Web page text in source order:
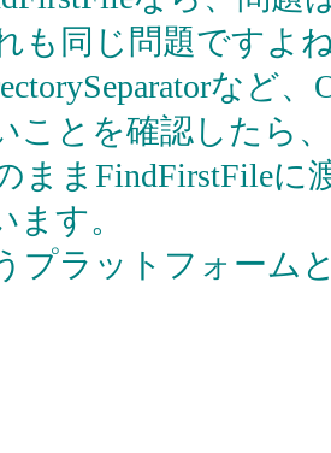
も同じ問題ですよ
など
ことを確認したら、
ままFindFirstFile
ます。
プラットフォーム